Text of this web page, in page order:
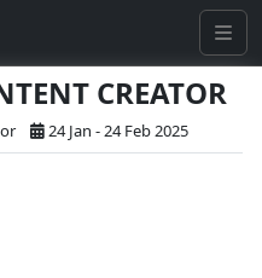
CREATOR
24 Jan - 24 Feb 2025